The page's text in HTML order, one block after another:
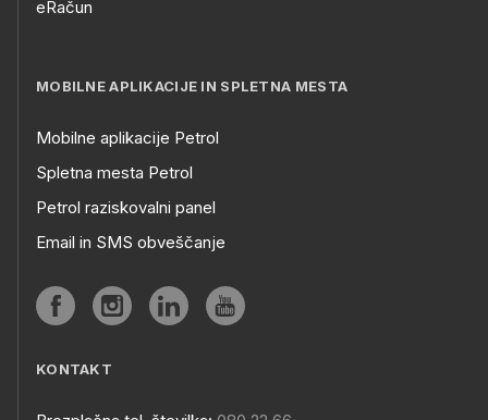
eRačun
MOBILNE APLIKACIJE IN SPLETNA MESTA
Mobilne aplikacije Petrol
Spletna mesta Petrol
Petrol raziskovalni panel
Email in SMS obveščanje
KONTAKT